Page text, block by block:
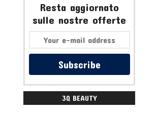
Resta aggiornato
sulle nostre offerte
Subscribe
3Q BEAUTY